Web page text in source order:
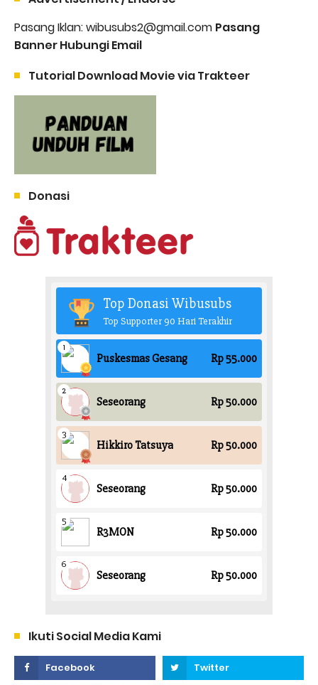
Pasang Iklan: wibusubs2@gmail.com Pasang
Banner Hubungi Email
Tutorial Download Movie via Trakteer
Donasi
Ikuti Social Media Kami